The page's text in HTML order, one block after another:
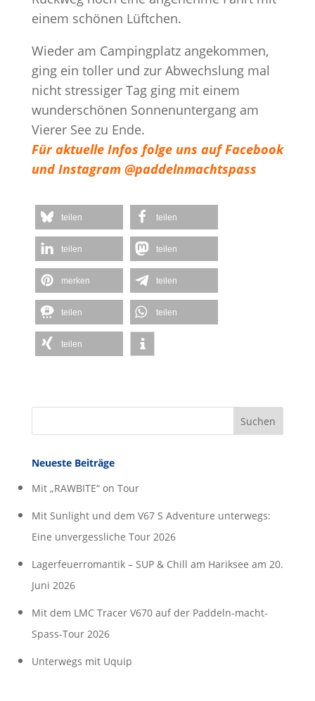
einem schönen Lüftchen.
Wieder am Campingplatz angekommen,
ging ein toller und zur Abwechslung mal
nicht stressiger Tag ging mit einem
wunderschönen Sonnenuntergang am
Vierer See zu Ende.
Für aktuelle Infos folge uns auf Facebook
und Instagram @paddelnmachtspass
teilen teilen
teilen teilen
merken teilen
teilen teilen
teilen
Neueste Beiträge
Mit „RAWBITE“ on Tour
Mit Sunlight und dem V67 S Adventure unterwegs:
Eine unvergessliche Tour 2026
Lagerfeuerromantik – SUP & Chill am Hariksee am 20.
Juni 2026
Mit dem LMC Tracer V670 auf der Paddeln-macht-
Spass-Tour 2026
Unterwegs mit Uquip